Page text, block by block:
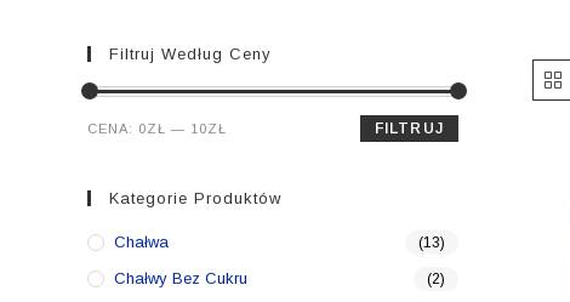
Filtruj Według Ceny
Cena
Cena
FILTRUJ
CENA: 0ZŁ — 10ZŁ
Kategorie Produktów
Chałwa (13)
Chałwy Bez Cukru (2)